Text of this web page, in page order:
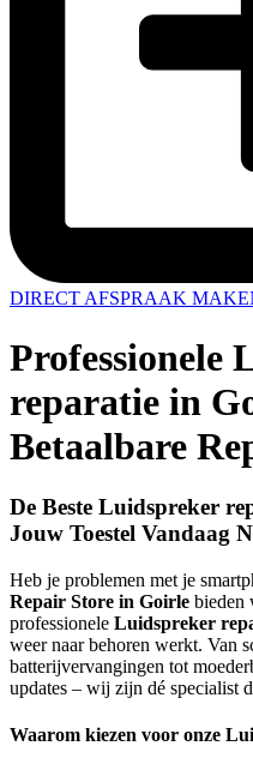
DIRECT AFSPRAAK
Professionele
reparatie in
Betaalbare
De Beste Luidspreker
Jouw Toestel Vandaag
Heb je problemen met je
Repair Store in Goirle bieden
professionele Luidspreker
weer naar behoren werkt. Van
batterijvervangingen tot
updates – wij zijn dé specialist
Waarom kiezen voor onze